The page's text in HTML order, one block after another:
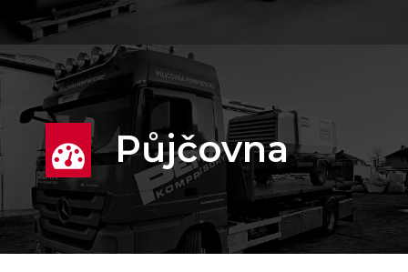
Půjčovna